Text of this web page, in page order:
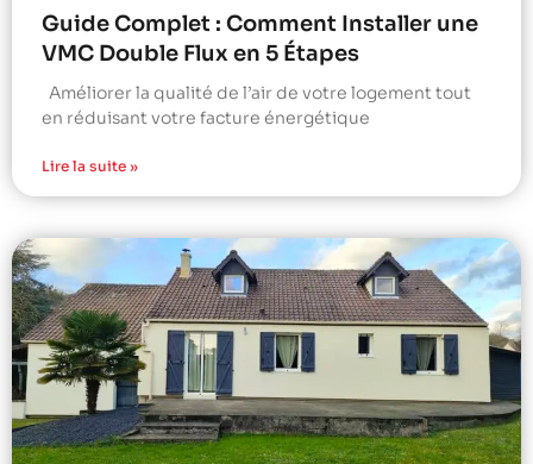
Guide Complet : Comment Installer une
VMC Double Flux en 5 Étapes
Améliorer la qualité de l’air de votre logement tout
en réduisant votre facture énergétique
Lire la suite »